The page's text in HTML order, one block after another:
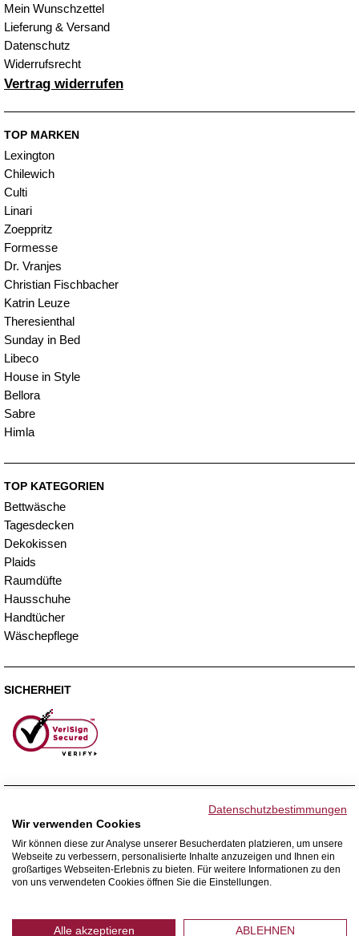
Mein Wunschzettel
Lieferung & Versand
Datenschutz
Widerrufsrecht
Vertrag widerrufen
TOP MARKEN
Lexington
Chilewich
Culti
Linari
Zoeppritz
Formesse
Dr. Vranjes
Christian Fischbacher
Katrin Leuze
Theresienthal
Sunday in Bed
Libeco
House in Style
Bellora
Sabre
Himla
TOP KATEGORIEN
Bettwäsche
Tagesdecken
Dekokissen
Plaids
Raumdüfte
Hausschuhe
Handtücher
Wäschepflege
SICHERHEIT
WIR VERSENDEN MIT
Datenschutzbestimmungen
Wir verwenden Cookies
Wir können diese zur Analyse unserer Besucherdaten platzieren, um unsere
Webseite zu verbessern, personalisierte Inhalte anzuzeigen und Ihnen ein
großartiges Webseiten-Erlebnis zu bieten. Für weitere Informationen zu den
von uns verwendeten Cookies öffnen Sie die Einstellungen.
Alle akzeptieren ABLEHNEN